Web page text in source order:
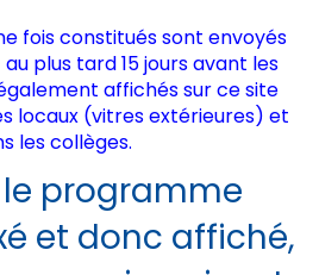
fois constitués sont envoyés
plus tard 15 jours avant les
affichés sur ce site
locaux (vitres extérieures) et
les collèges.
le programme
et donc affiché,